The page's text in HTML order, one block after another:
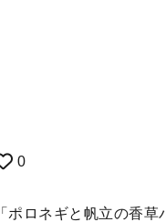
0
「ポロネギと帆立の香